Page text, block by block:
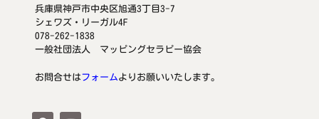
兵庫県神戸市中央区旭通3丁目3-7
シェワズ・リーガル4F
078-262-1838
一般社団法人 マッピングセラピー協会
お問合せはフォームよりお願いいたします。